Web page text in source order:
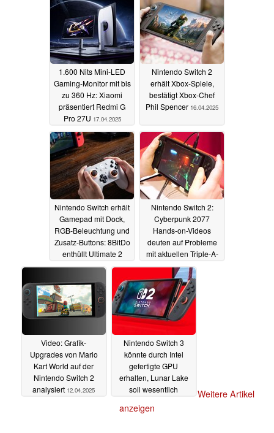
1.600 Nits Mini-LED
Gaming-Monitor mit bis
zu 360 Hz: Xiaomi
präsentiert Redmi G
Pro 27U 17.04.2025
Nintendo Switch 2
erhält Xbox-Spiele,
bestätigt Xbox-Chef
Phil Spencer 16.04.2025
Nintendo Switch erhält
Gamepad mit Dock,
RGB-Beleuchtung und
Zusatz-Buttons: 8BitDo
enthüllt Ultimate 2
Bluetooth16.04.2025
Nintendo Switch 2:
Cyberpunk 2077
Hands-on-Videos
deuten auf Probleme
mit aktuellen Triple-A-
Spielen14.04.2025
Video: Grafik-
Upgrades von Mario
Kart World auf der
Nintendo Switch 2
analysiert 12.04.2025
Nintendo Switch 3
könnte durch Intel
gefertigte GPU
erhalten, Lunar Lake
soll wesentlich
10.04.2025
Weitere Artikel
anzeigen